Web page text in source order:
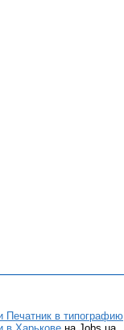
Печатник в типографию